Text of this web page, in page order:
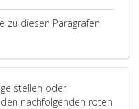
zu diesen Paragrafen
stellen oder
nachfolgenden roten